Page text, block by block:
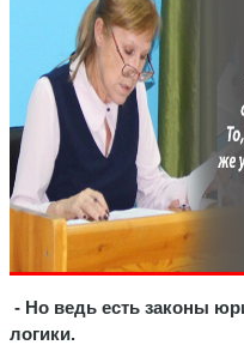
- Но ведь есть законы
логики.